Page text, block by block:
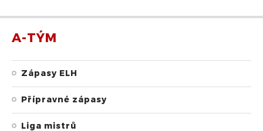
A-TÝM
Zápasy ELH
Přípravné zápasy
Liga mistrů